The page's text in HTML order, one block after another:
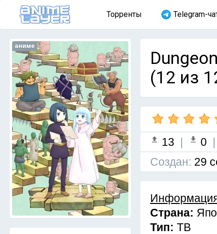
Торренты Telegram-
аниме
(12 из
13 | 0
Cоздан: 29
Страна:
Тип: ТВ